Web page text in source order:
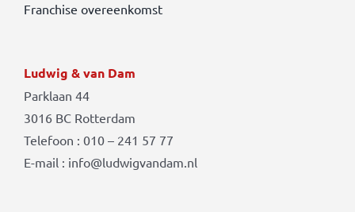
Franchise overeenkomst
Ludwig & van Dam
Parklaan 44
3016 BC Rotterdam
Telefoon : 010 – 241 57 77
E-mail : info@ludwigvandam.nl